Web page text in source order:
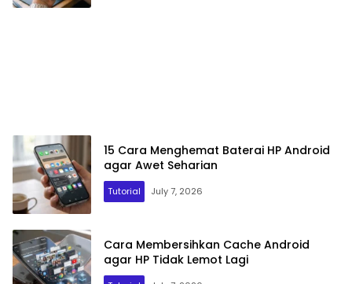
15 Cara Menghemat Baterai HP Android
agar Awet Seharian
Tutorial July 7, 2026
Cara Membersihkan Cache Android
agar HP Tidak Lemot Lagi